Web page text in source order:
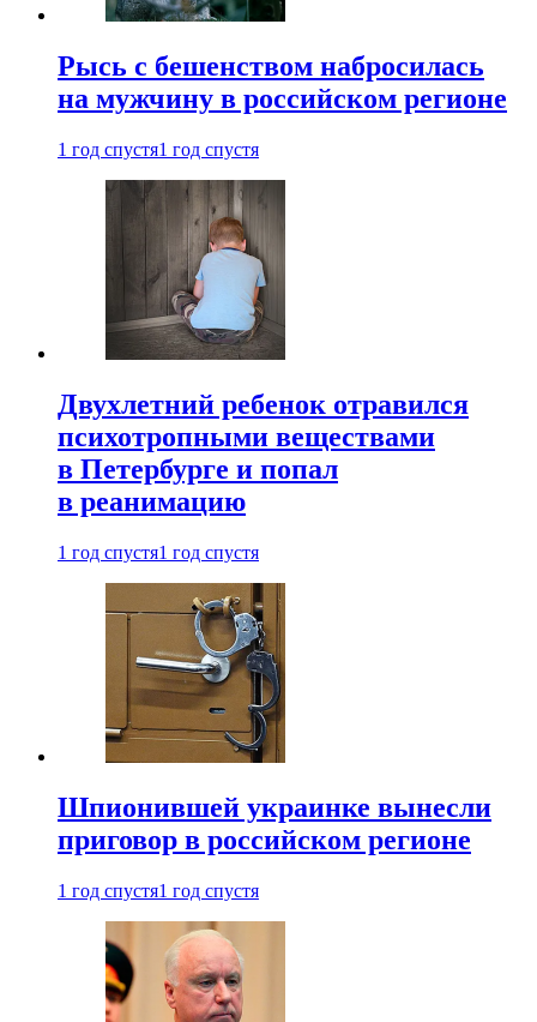
Рысь с бешенством набросилась
на мужчину в российском регионе
1 год спустя1 год спустя
Двухлетний ребенок отравился
психотропными веществами
в Петербурге и попал
в реанимацию
1 год спустя1 год спустя
Шпионившей украинке вынесли
приговор в российском регионе
1 год спустя1 год спустя